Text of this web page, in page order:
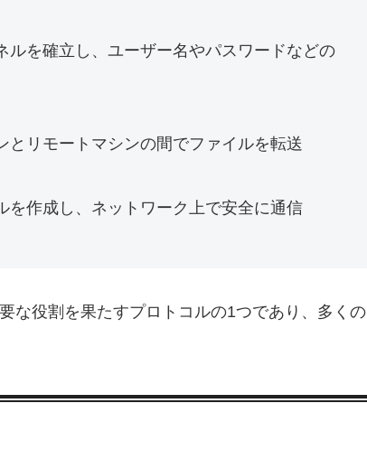
ルを確立し、ユーザー名やパスワードなどの
とリモートマシンの間でファイルを転送
を作成し、ネットワーク上で安全に通信
な役割を果たすプロトコルの1つであり、多くの